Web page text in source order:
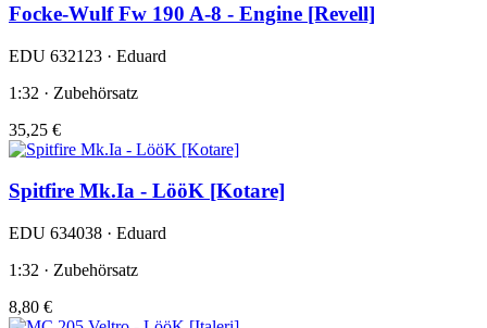
Focke-Wulf Fw 190 A-8 - Engine [Revell]
EDU 632123 · Eduard
1:32 · Zubehörsatz
35,25 €
Spitfire Mk.Ia - LööK [Kotare]
EDU 634038 · Eduard
1:32 · Zubehörsatz
8,80 €